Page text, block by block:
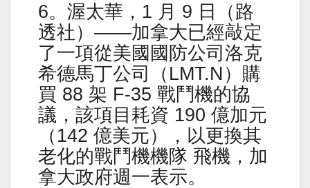
6。渥太華，1 月 9 日（路
透社）——加拿大已經敲定
了一項從美國國防公司洛克
希德馬丁公司（LMT.N）購
買 88 架 F-35 戰鬥機的協
議，該項目耗資 190 億加元
（142 億美元），以更換其
老化的戰鬥機機隊 飛機，加
拿大政府週一表示。